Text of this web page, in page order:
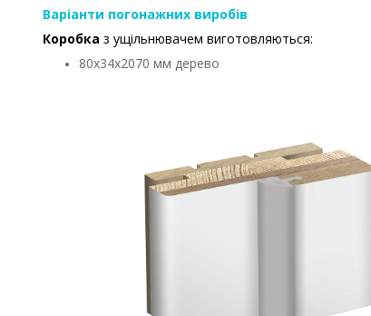
Варіанти погонажних виробів
Коробка з ущільнювачем виготовляються:
80х34х2070 мм дерево